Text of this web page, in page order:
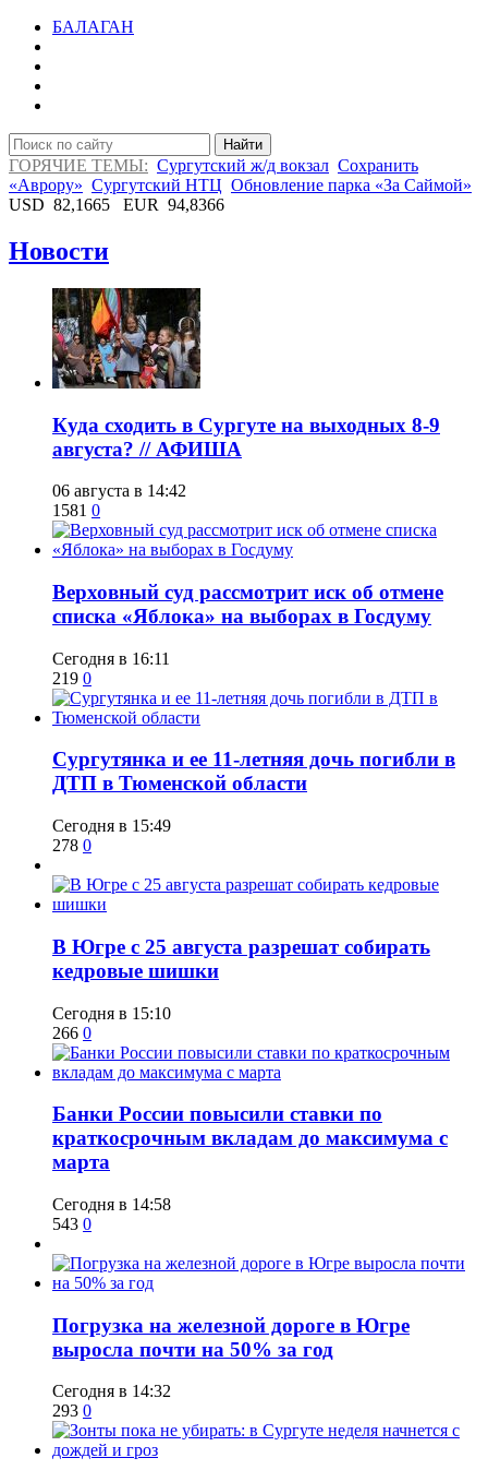
БАЛАГАН
Найти
ГОРЯЧИЕ ТЕМЫ: Сургутский ж/д вокзал Сохранить
«Аврору» Сургутский НТЦ Обновление парка «За Саймой»
USD 82,1665 EUR 94,8366
Новости
​Куда сходить в Сургуте на выходных 8-9
августа? // АФИША
06 августа в 14:42
1581 0
​Верховный суд рассмотрит иск об отмене
списка «Яблока» на выборах в Госдуму
Сегодня в 16:11
219 0
Сургутянка и ее 11-летняя дочь погибли в
ДТП в Тюменской области
Сегодня в 15:49
278 0
​В Югре с 25 августа разрешат собирать
кедровые шишки
Сегодня в 15:10
266 0
​Банки России повысили ставки по
краткосрочным вкладам до максимума с
марта
Сегодня в 14:58
543 0
​Погрузка на железной дороге в Югре
выросла почти на 50% за год
Сегодня в 14:32
293 0